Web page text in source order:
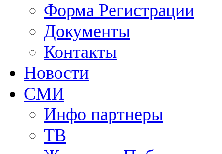
Форма Регистрации
Документы
Контакты
Новости
СМИ
Инфо партнеры
ТВ